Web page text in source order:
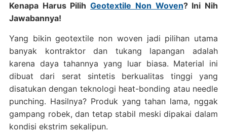
Kenapa Harus PilihGeotextile Non Woven? Ini Nih
Jawabannya!
Yang bikin geotextile non woven jadi pilihan utama
banyak kontraktor dan tukang lapangan adalah
karena daya tahannya yang luar biasa. Material ini
dibuat dari serat sintetis berkualitas tinggi yang
disatukan dengan teknologi heat-bonding atau needle
punching. Hasilnya? Produk yang tahan lama, nggak
gampang robek, dan tetap stabil meski dipakai dalam
kondisi ekstrim sekalipun.